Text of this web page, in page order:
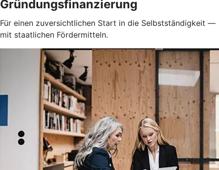
Gründungsfinanzierung
Für einen zuversichtlichen Start in die Selbstständigkeit —
mit staatlichen Fördermitteln.